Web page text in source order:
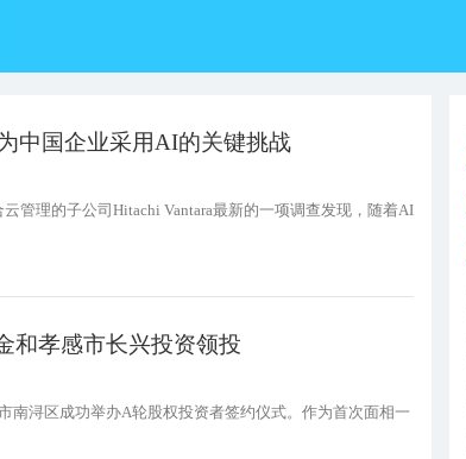
中国企业采用AI的关键挑战
管理的子公司Hitachi Vantara最新的一项调查发现，随着AI
和孝感市长兴投资领投
南浔区成功举办A轮股权投资者签约仪式。作为首次面相一